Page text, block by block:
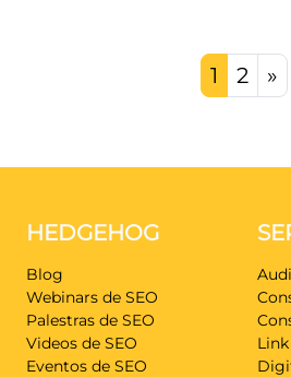
Posts navigation
1 2 »
HEDGEHOG
Blog
Webinars de SEO
Palestras de SEO
Videos de SEO
Eventos de SEO